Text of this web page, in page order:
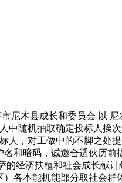
木县成长和委员会 以 尼
中随机抽取确定投标人
，对工做中的不脚之处
和暗码，诚邀合适伙历
经济扶植和社会成长献
各本能机能部分取社会